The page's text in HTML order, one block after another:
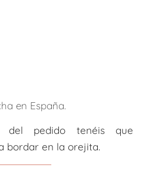
en España.
del pedido tenéis que
bordar en la orejita.